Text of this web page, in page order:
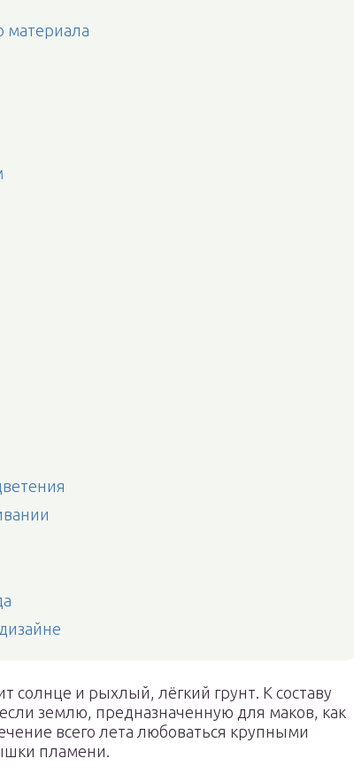
материала
и рыхлый, лёгкий грунт. К составу
землю, предназначенную для маков, как
всего лета любоваться крупными
пламени.